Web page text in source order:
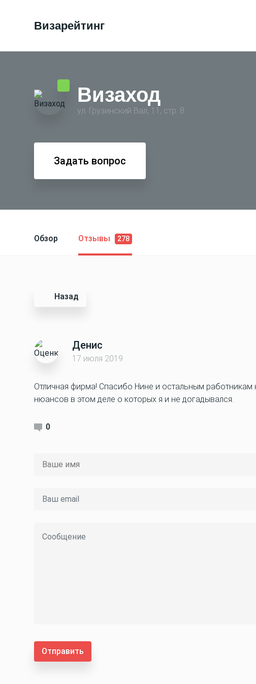
Визарейтинг
Визаход
ул. Грузинский Вал, 11, стр. 8
Задать вопрос
Обзор Отзывы 278
Назад
Денис
17 июля 2019
Отличная фирма! Спасибо Нине и остальным работникам
нюансов в этом деле о которых я и не догадывался.
0
Отправить